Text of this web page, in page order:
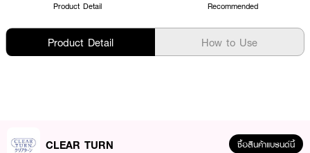
Product Detail Recommended
Product Detail How to Use
CLEAR TURN ซื้อสินค้าแบรนด์นี้